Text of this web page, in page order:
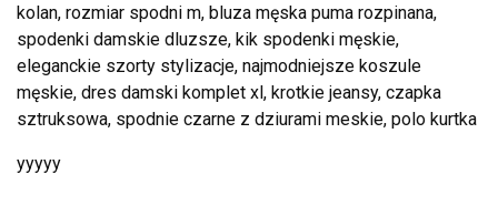
kolan, rozmiar spodni m, bluza męska puma rozpinana,
spodenki damskie dluzsze, kik spodenki męskie,
eleganckie szorty stylizacje, najmodniejsze koszule
męskie, dres damski komplet xl, krotkie jeansy, czapka
sztruksowa, spodnie czarne z dziurami meskie, polo kurtka
yyyyy